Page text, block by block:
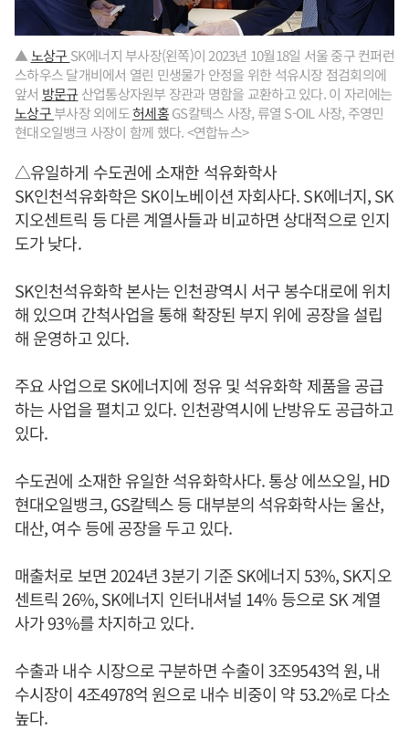
▲노상구 SK에너지 부사장(왼쪽)이 2023년 10월18일 서울 중구 컨퍼런
스하우스 달개비에서 열린 민생물가 안정을 위한 석유시장 점검회의에
앞서 방문규 산업통상자원부 장관과 명함을 교환하고 있다. 이 자리에는
노상구부사장 외에도허세홍GS칼텍스 사장, 류열 S-OIL 사장, 주영민
현대오일뱅크 사장이 함께 했다. <연합뉴스>
△유일하게 수도권에 소재한 석유화학사
SK인천석유화학은 SK이노베이션 자회사다. SK에너지, SK
지오센트릭 등 다른 계열사들과 비교하면 상대적으로 인지
도가 낮다.
SK인천석유화학 본사는 인천광역시 서구 봉수대로에 위치
해 있으며 간척사업을 통해 확장된 부지 위에 공장을 설립
해 운영하고 있다.
주요 사업으로 SK에너지에 정유 및 석유화학 제품을 공급
하는 사업을 펼치고 있다. 인천광역시에 난방유도 공급하고
있다.
수도권에 소재한 유일한 석유화학사다. 통상 에쓰오일, HD
현대오일뱅크, GS칼텍스 등 대부분의 석유화학사는 울산,
대산, 여수 등에 공장을 두고 있다.
매출처로 보면 2024년 3분기 기준 SK에너지 53%, SK지오
센트릭 26%, SK에너지 인터내셔널 14% 등으로 SK 계열
사가 93%를 차지하고 있다.
수출과 내수 시장으로 구분하면 수출이 3조9543억 원, 내
수시장이 4조4978억 원으로 내수 비중이 약 53.2%로 다소
높다.